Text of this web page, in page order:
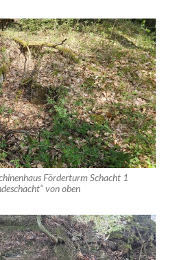
Förderturm Schacht 1
von oben